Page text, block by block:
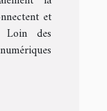
et
Loin des